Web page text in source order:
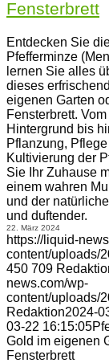
Fensterbrett
Entdecken Sie
Pfefferminze
lernen Sie alles
dieses
eigenen Garten
Fensterbrett.
Hintergrund bis
Pflanzung,
Kultivierung der
Sie Ihr Zuhause
einem wahren
und der
und duftender.
22. März 2024
https://liquid-
content/uploads/
450 709
news.com/wp-
content/uploads/
Redaktion2024-
03-22 16:15:05
Gold im eigenen
Fensterbrett